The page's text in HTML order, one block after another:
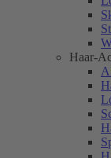
Haar-